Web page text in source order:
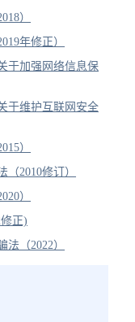
）
年修正）
于加强网络信息保
于维护互联网安全
）
2010修订）
）
正)
（2022）